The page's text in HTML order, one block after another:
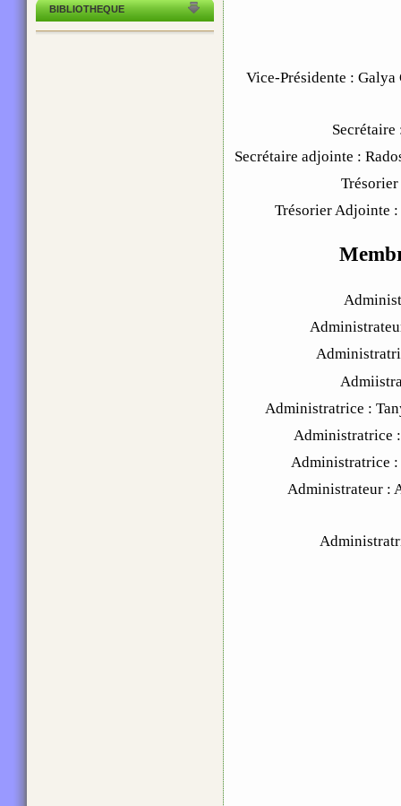
Vice-Présidente :
Secrétaire
Secrétaire adjointe :
Trésorier Adjointe
Administratrice :
Administratrice
Administratrice
Administrateur :
BIBLIOTHEQUE